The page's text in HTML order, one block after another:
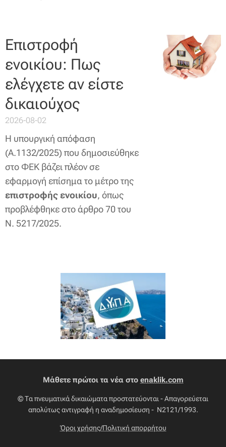
Επιστροφή
ενοικίου: Πως
ελέγχετε αν είστε
δικαιούχος
2026-08-02
Η υπουργική απόφαση
(Α.1132/2025) που δημοσιεύθηκε
στο ΦΕΚ βάζει πλέον σε
εφαρμογή επίσημα το μέτρο της
επιστροφής ενοικίου, όπως
προβλέφθηκε στο άρθρο 70 του
Ν. 5217/2025.
Μάθετε πρώτοι τα νέα στο enaklik.com
© Τα πνευματικά δικαιώματα προστατεύονται - Απαγορεύεται
απολύτως αντιγραφή η αναδημοσίευση - Ν2121/1993.
Όροι χρήσης/Πολιτική απορρήτου